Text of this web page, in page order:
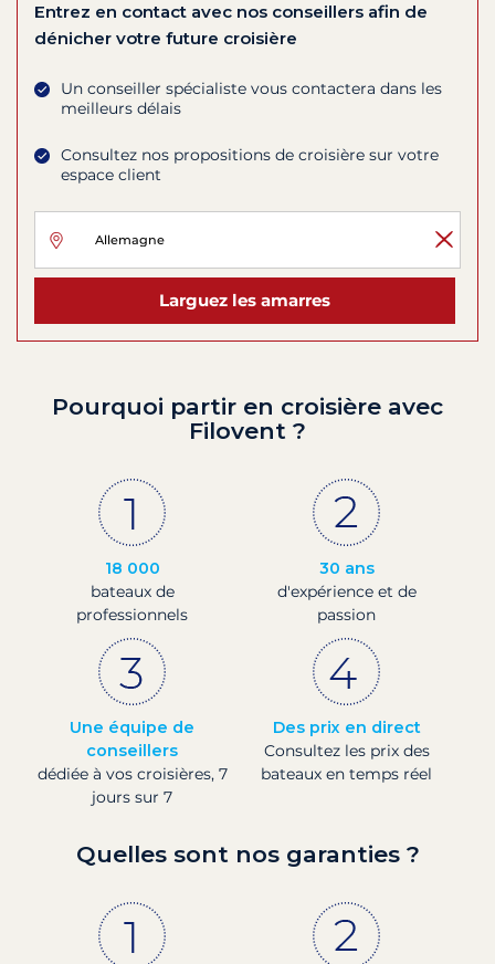
Entrez en contact avec nos conseillers afin de
dénicher votre future croisière
Un conseiller spécialiste vous contactera dans les
meilleurs délais
Consultez nos propositions de croisière sur votre
espace client
Larguez les amarres
Pourquoi partir en croisière avec
Filovent ?
18 000
bateaux de
professionnels
30 ans
d'expérience et de
passion
Une équipe de
conseillers
dédiée à vos croisières, 7
jours sur 7
Des prix en direct
Consultez les prix des
bateaux en temps réel
Quelles sont nos garanties ?